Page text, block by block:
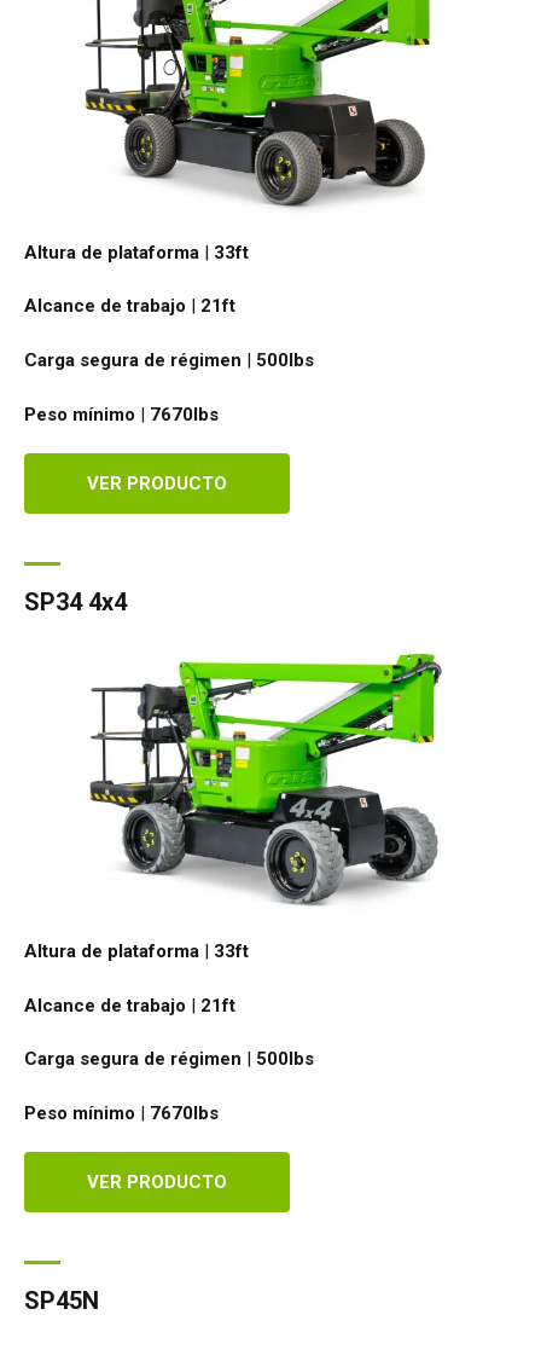
Altura de plataforma | 33ft
Alcance de trabajo | 21ft
Carga segura de régimen | 500lbs
Peso mínimo | 7670lbs
VER PRODUCTO
SP34 4x4
Altura de plataforma | 33ft
Alcance de trabajo | 21ft
Carga segura de régimen | 500lbs
Peso mínimo | 7670lbs
VER PRODUCTO
SP45N